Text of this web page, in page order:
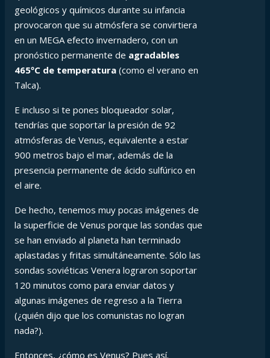
geológicos y químicos durante su infancia
provocaron que su atmósfera se convirtiera
en un MEGA efecto invernadero, con un
pronóstico permanente de agradables
465ºC de temperatura (como el verano en
Talca).
E incluso si te pones bloqueador solar,
tendrías que soportar la presión de 92
atmósferas de Venus, equivalente a estar
900 metros bajo el mar, además de la
presencia permanente de ácido sulfúrico en
el aire.
De hecho, tenemos muy pocas imágenes de
la superficie de Venus porque las sondas que
se han enviado al planeta han terminado
aplastadas y fritas simultáneamente. Sólo las
sondas soviéticas Venera lograron soportar
120 minutos como para enviar datos y
algunas imágenes de regreso a la Tierra
(¿quién dijo que los comunistas no logran
nada?).
Entonces, ¿cómo es Venus? Pues así.